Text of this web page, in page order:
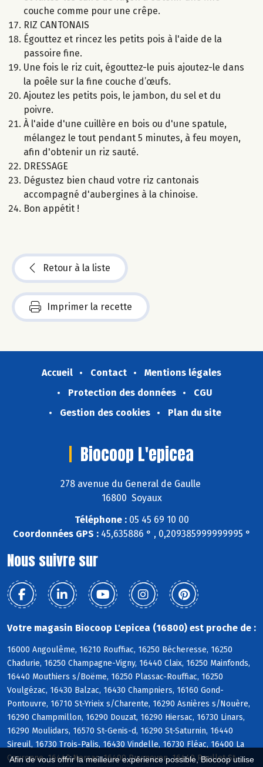
Afin de vous offrir la meilleure expérience possible, Biocoop utilise
couche comme pour une crêpe.
RIZ CANTONAIS
Égouttez et rincez les petits pois à l'aide de la
passoire fine.
Une fois le riz cuit, égouttez-le puis ajoutez-le dans
la poêle sur la fine couche d’œufs.
Ajoutez les petits pois, le jambon, du sel et du
poivre.
À l'aide d'une cuillère en bois ou d'une spatule,
mélangez le tout pendant 5 minutes, à feu moyen,
afin d'obtenir un riz sauté.
DRESSAGE
Dégustez bien chaud votre riz cantonais
accompagné d'aubergines à la chinoise.
Bon appétit !
Retour à la liste
Imprimer la recette
Accueil Contact
Mentions légales
Protection des données
CGU
Gestion des cookies
Plan du site
Biocoop L'epicea
278 avenue du General de Gaulle
16800 Soyaux
Téléphone :05 45 69 10 00
Coordonnées GPS :45,635886 ° , 0,209385999999995 °
Nous suivre sur
Votre magasin Biocoop L'epicea (16800) est proche de :
16000 Angoulême, 16210 Rouffiac, 16250 Bécheresse, 16250
Chadurie, 16250 Champagne-Vigny, 16440 Claix, 16250 Mainfonds,
16440 Mouthiers s/Boëme, 16250 Plassac-Rouffiac, 16250
Voulgézac, 16430 Balzac, 16430 Champniers, 16160 Gond-
Pontouvre, 16710 St-Yrieix s/Charente, 16290 Asnières s/Nouère,
16290 Champmillon, 16290 Douzat, 16290 Hiersac, 16730 Linars,
16290 Moulidars, 16570 St-Genis-d, 16290 St-Saturnin, 16440
Sireuil, 16730 Trois-Palis, 16430 Vindelle, 16730 Fléac, 16400 La
Couronne, 16440 Nersac, 16400 Puymoyen, 16440 Roullet-St-